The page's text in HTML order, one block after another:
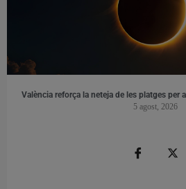
València reforça la neteja de les platges per
5 agost, 2026